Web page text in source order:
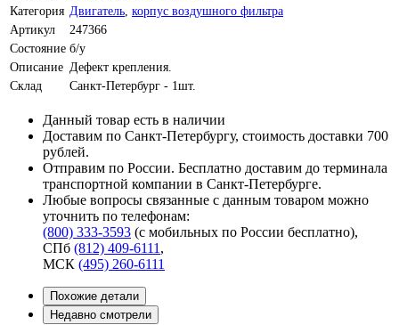
Категория Двигатель корпус воздушного фильтра
Артикул
247366
Состояние б/у
Описание Дефект крепления.
Склад
Санкт-Петербург - 1шт.
Данный товар есть в наличии
Доставим по Санкт-Петербургу, стоимость доставки 700
рублей.
Отправим по России. Бесплатно доставим до терминала
транспортной компании в Санкт-Петербурге.
Любые вопросы связанные с данным товаром можно
уточнить по телефонам:
(800) 333-3593 (с мобильных по России бесплатно),
СПб (812) 409-6111 ,
МСК (495) 260-6111
Похожие детали
Недавно смотрели